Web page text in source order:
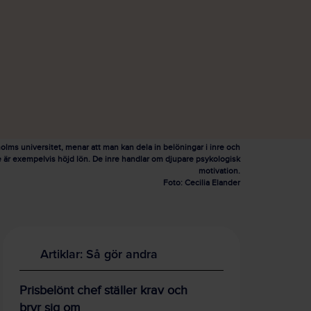
universitet, menar att man kan dela in belöningar i inre och
exempelvis höjd lön. De inre handlar om djupare psykologisk
motivation.
Foto: Cecilia Elander
Artiklar: Så gör andra
Prisbelönt chef ställer krav och
bryr sig om